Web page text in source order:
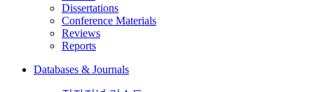
Dissertations
Conference Materials
Reviews
Reports
Databases & Journals